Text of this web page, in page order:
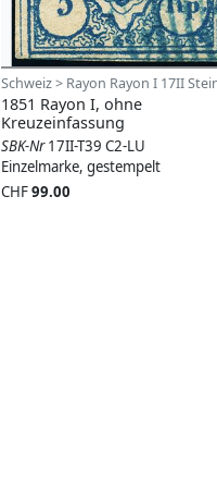
Schweiz > Rayon Rayon I 17II
1851 Rayon I, ohne
Kreuzeinfassung
SBK-Nr17II-T39 C2-LU
Einzelmarke, gestempelt
CHF99.00